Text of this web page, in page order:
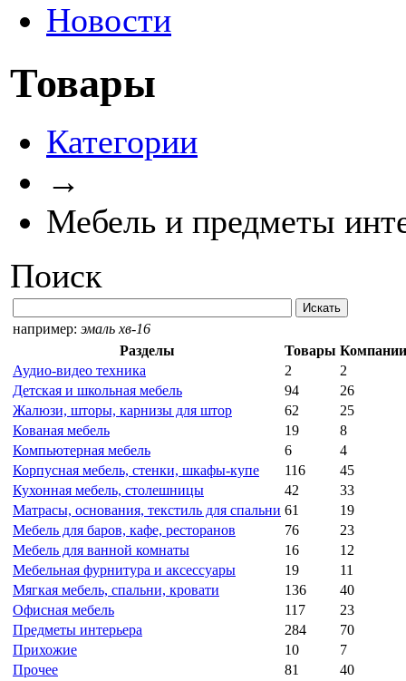
Новости
Товары
Категории
→
Мебель и предметы
Поиск
например: эмаль хв-16
Разделы
Товары Компании
Аудио-видео техника
2
2
Детская и школьная мебель
94
26
Жалюзи, шторы, карнизы для штор
62
25
Кованая мебель
19
8
Компьютерная мебель
6
4
Корпусная мебель, стенки, шкафы-купе
116
45
Кухонная мебель, столешницы
42
33
Матрасы, основания, текстиль для спальни 61
19
Мебель для баров, кафе, ресторанов
76
23
Мебель для ванной комнаты
16
12
Мебельная фурнитура и аксессуары
19
11
Мягкая мебель, спальни, кровати
136
40
Офисная мебель
117
23
Предметы интерьера
284
70
Прихожие
10
7
Прочее
81
40